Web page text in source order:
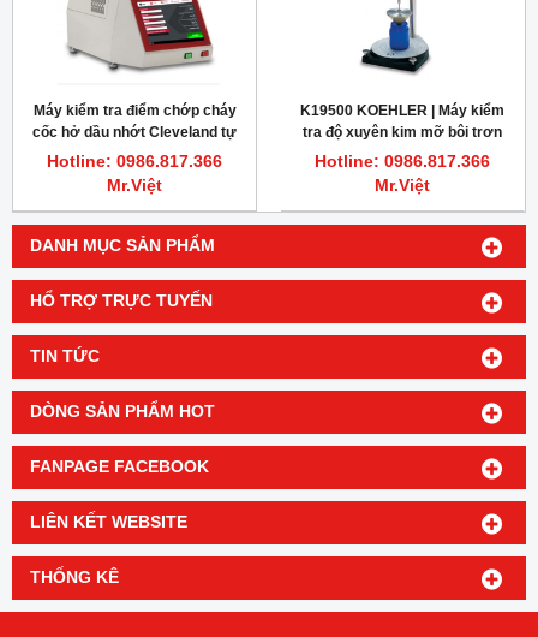
DANH MỤC SẢN PHẨM
HỔ TRỢ TRỰC TUYẾN
TIN TỨC
DÒNG SẢN PHẨM HOT
FANPAGE FACEBOOK
LIÊN KẾT WEBSITE
THỐNG KÊ
Máy kiểm tra điểm chớp cháy
cốc hở dầu nhớt Cleveland tự
động Koehler
Hotline: 0986.817.366
Mr.Việt
K19500 KOEHLER | Máy kiểm
tra độ xuyên kim mỡ bôi trơn
Hotline: 0986.817.366
Mr.Việt